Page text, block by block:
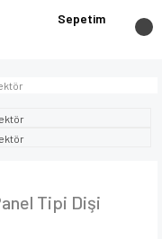
Sepetim
Tipi Dişi